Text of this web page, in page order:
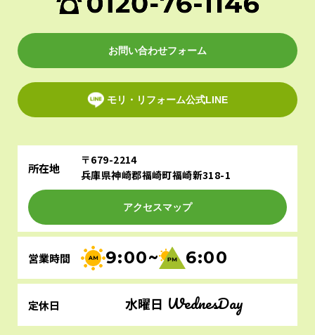
お問い合わせフォーム
モリ・リフォーム公式LINE
所在地
〒679-2214
兵庫県神崎郡福崎町福崎新318-1
アクセスマップ
営業時間 9:00~ 6:00
定休日 水曜日 WednesDay